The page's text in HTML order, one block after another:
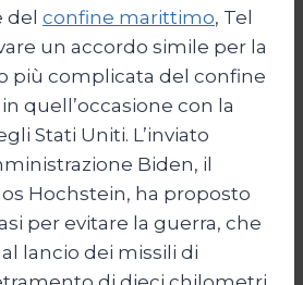
del confine marittimo, Tel
un accordo simile per la
più complicata del confine
quell’occasione con la
Stati Uniti. L’inviato
Biden, il
Hochstein, ha proposto
per evitare la guerra, che
lancio dei missili di